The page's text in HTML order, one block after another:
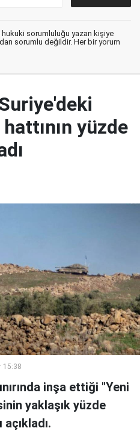
hukuki sorumluluğu yazan kişiye
sorumlu değildir. Her bir yorum
yüzde
15:38
inşa ettiği "Yeni
yaklaşık yüzde